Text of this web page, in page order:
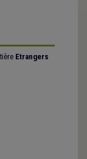
Etrangers